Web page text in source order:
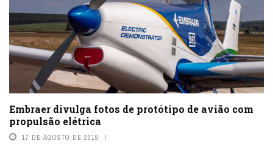
Embraer divulga fotos de protótipo de avião com
propulsão elétrica
17 DE AGOSTO DE 2019